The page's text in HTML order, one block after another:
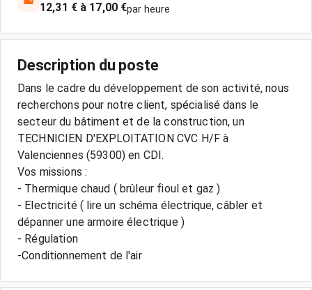
12,31 € à 17,00 €par heure
Description du poste
Dans le cadre du développement de son activité, nous
recherchons pour notre client, spécialisé dans le
secteur du bâtiment et de la construction, un
TECHNICIEN D'EXPLOITATION CVC H/F à
Valenciennes (59300) en CDI.
Vos missions :
- Thermique chaud ( brûleur fioul et gaz )
- Electricité ( lire un schéma électrique, câbler et
dépanner une armoire électrique )
- Régulation
-Conditionnement de l'air